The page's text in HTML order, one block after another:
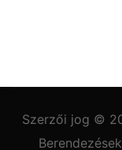
Szerzői jog ©